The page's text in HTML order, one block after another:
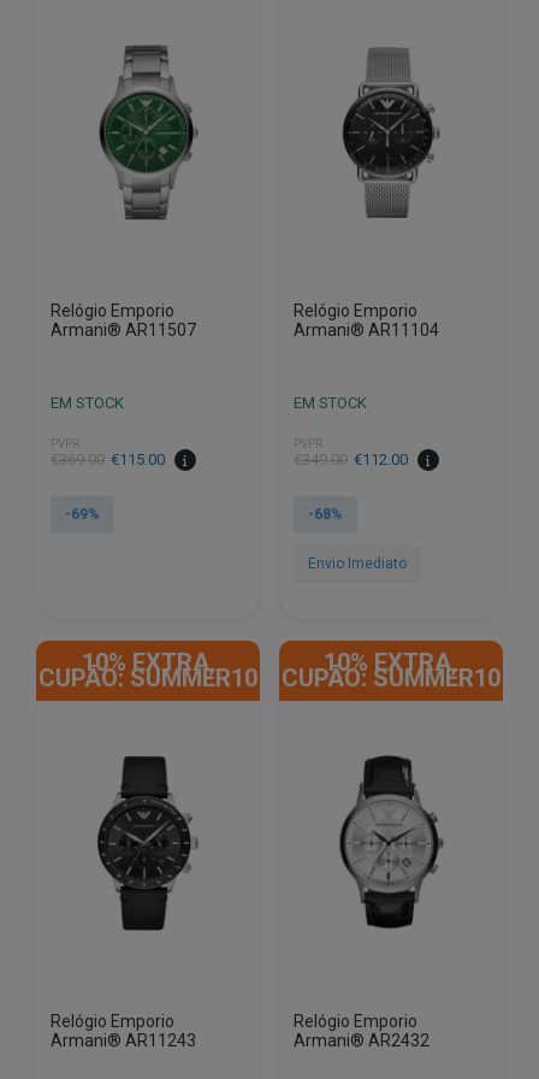
Relógio Emporio
Armani® AR11507
EM STOCK
PVPR
€369.00
O
original
€115.00
O
atual
-69%
Relógio Emporio
Armani® AR11104
EM STOCK
PVPR
€349.00
O
original
€349.00.
€112.00
O
atual
€112.00.
-68%
Envio Imediato
10% EXTRA,
CUPÃO: SUMMER10
Relógio Emporio
Armani® AR11243
10% EXTRA,
CUPÃO: SUMMER10
Relógio Emporio
Armani® AR2432